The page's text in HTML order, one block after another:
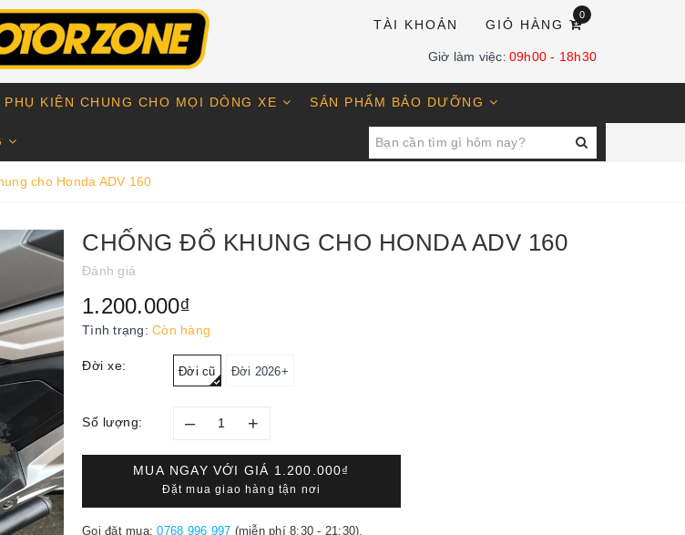
TÀI KHOẢN GIỎ HÀNG
0
Giờ làm việc: 09h00 - 18h30
PHỤ KIỆN CHUNG CHO MỌI DÒNG XE SẢN PHẨM BẢO DƯỠNG
cho Honda ADV 160
CHỐNG ĐỔ KHUNG CHO HONDA ADV 160
Đánh giá
1.200.000₫
Tình trạng: Còn hàng
Đời xe: Đời cũ Đời 2026+
Số lượng: – +
MUA NGAY VỚI GIÁ 1.200.000₫
Đặt mua giao hàng tận nơi
Gọi đặt mua:0768 996 997 (miễn phí 8:30 - 21:30).